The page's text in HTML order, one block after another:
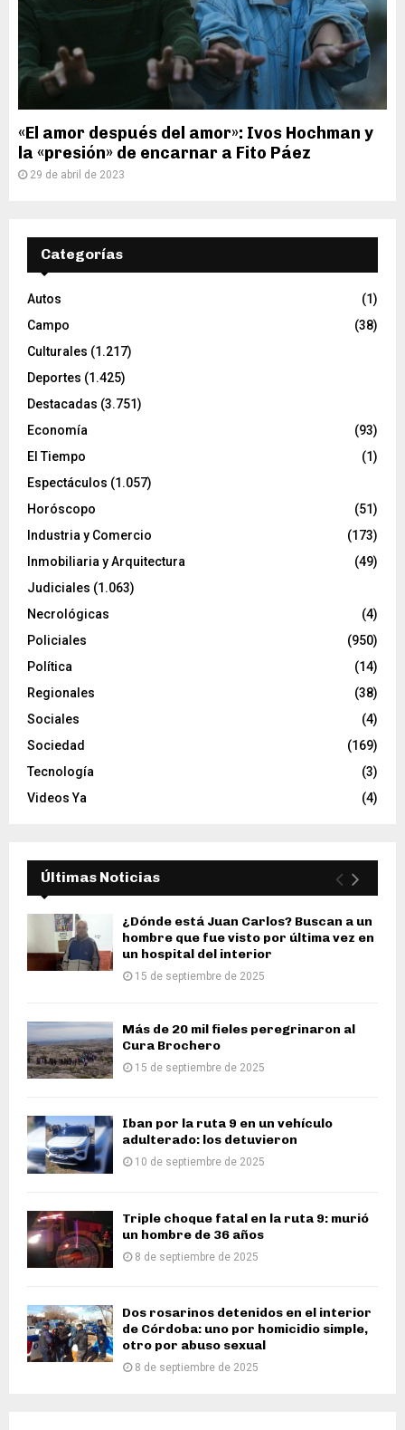
«El amor después del amor»: Ivos Hochman y
la «presión» de encarnar a Fito Páez
29 de abril de 2023
Categorías
Autos
(1)
Campo
(38)
Culturales (1.217)
Deportes (1.425)
Destacadas (3.751)
Economía
(93)
El Tiempo
(1)
Espectáculos (1.057)
Horóscopo
(51)
Industria y Comercio
(173)
Inmobiliaria y Arquitectura
(49)
Judiciales (1.063)
Necrológicas
(4)
Policiales
(950)
Política
(14)
Regionales
(38)
Sociales
(4)
Sociedad
(169)
Tecnología
(3)
Videos Ya
(4)
Últimas Noticias
¿Dónde está Juan Carlos? Buscan a un
hombre que fue visto por última vez en
un hospital del interior
15 de septiembre de 2025
Más de 20 mil fieles peregrinaron al
Cura Brochero
15 de septiembre de 2025
Iban por la ruta 9 en un vehículo
adulterado: los detuvieron
10 de septiembre de 2025
Triple choque fatal en la ruta 9: murió
un hombre de 36 años
8 de septiembre de 2025
Dos rosarinos detenidos en el interior
de Córdoba: uno por homicidio simple,
otro por abuso sexual
8 de septiembre de 2025